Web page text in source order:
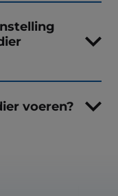
voeren?